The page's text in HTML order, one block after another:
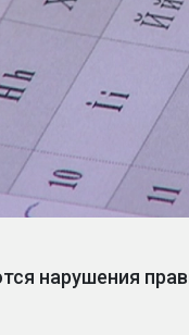
нарушения